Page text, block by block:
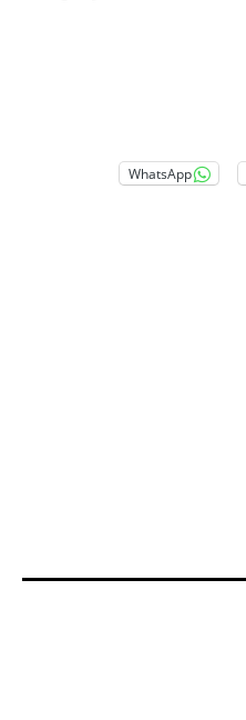
WhatsApp